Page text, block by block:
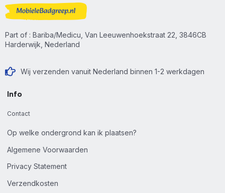
Part of : Bariba/Medicu, Van Leeuwenhoekstraat 22, 3846CB
Harderwijk, Nederland
Wij verzenden vanuit Nederland binnen 1-2 werkdagen
Info
Contact
Op welke ondergrond kan ik plaatsen?
Algemene Voorwaarden
Privacy Statement
Verzendkosten